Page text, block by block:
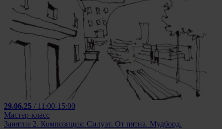
29.06.25 / 11:00-15:00
Мастер-класс
Занятие 2. Композиция: Силуэт. От пятна. Мудборд.